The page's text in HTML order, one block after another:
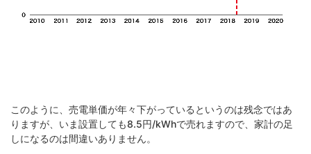
このように、売電単価が年々下がっているというのは残念ではあ
りますが、いま設置しても8.5円/kWhで売れますので、家計の足
しになるのは間違いありません。